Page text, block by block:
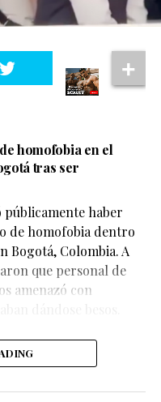
homofobia en el
tras ser
públicamente haber
de homofobia dentro
Bogotá, Colombia. A
que personal de
amenazó con